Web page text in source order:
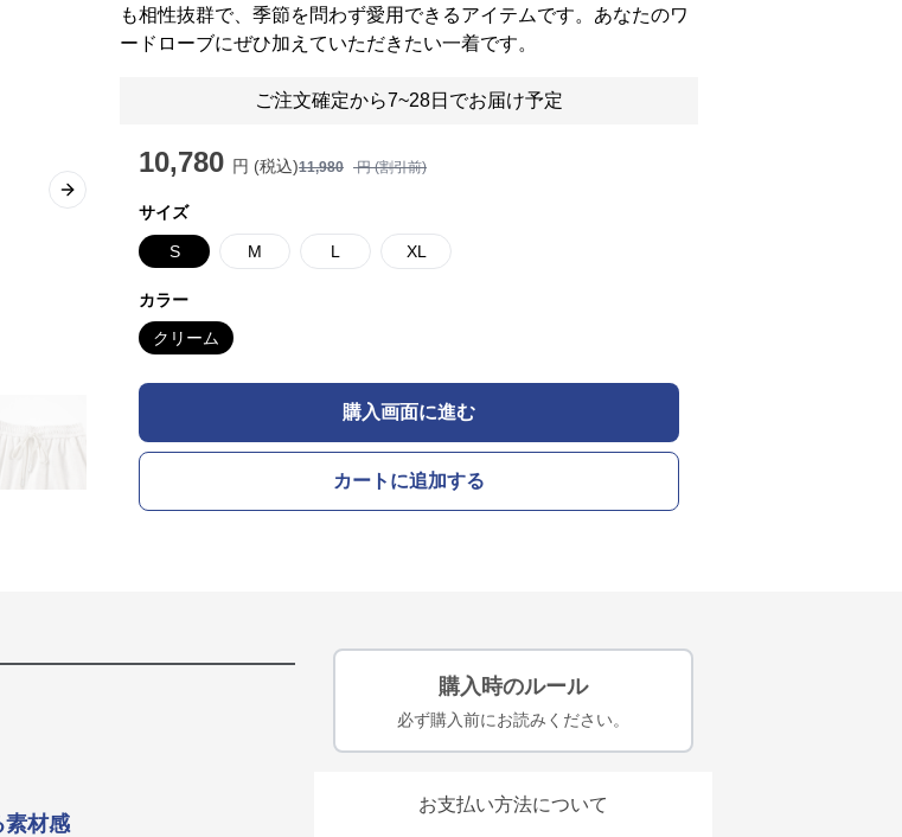
Next slide
も相性抜群で、季節を問わず愛用できるアイテムです。あなたのワ
ードローブにぜひ加えていただきたい一着です。
ご注文確定から7~28日でお届け予定
10,780 円 (税込)11,980 円 (割引前)
サイズ
S M L XL
カラー
クリーム
購入画面に進む
カートに追加する
素材感
購入時のルール
必ず購入前にお読みください。
お支払い方法について